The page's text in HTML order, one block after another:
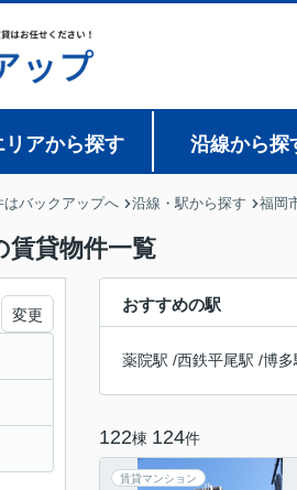
リアから探す 沿線から探
はバックアップへ 沿線・駅から探す 福岡
賃貸物件一覧
おすすめの駅
薬院駅 /西鉄平尾駅 /博多
122棟 124件
賃貸マンション
変更